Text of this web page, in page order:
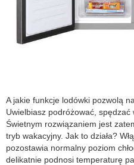
A jakie funkcje lodówki pozwolą
Uwielbiasz podróżować,
Świetnym rozwiązaniem jest
tryb wakacyjny. Jak to działa?
pozostawia normalny poziom
delikatnie podnosi temperaturę